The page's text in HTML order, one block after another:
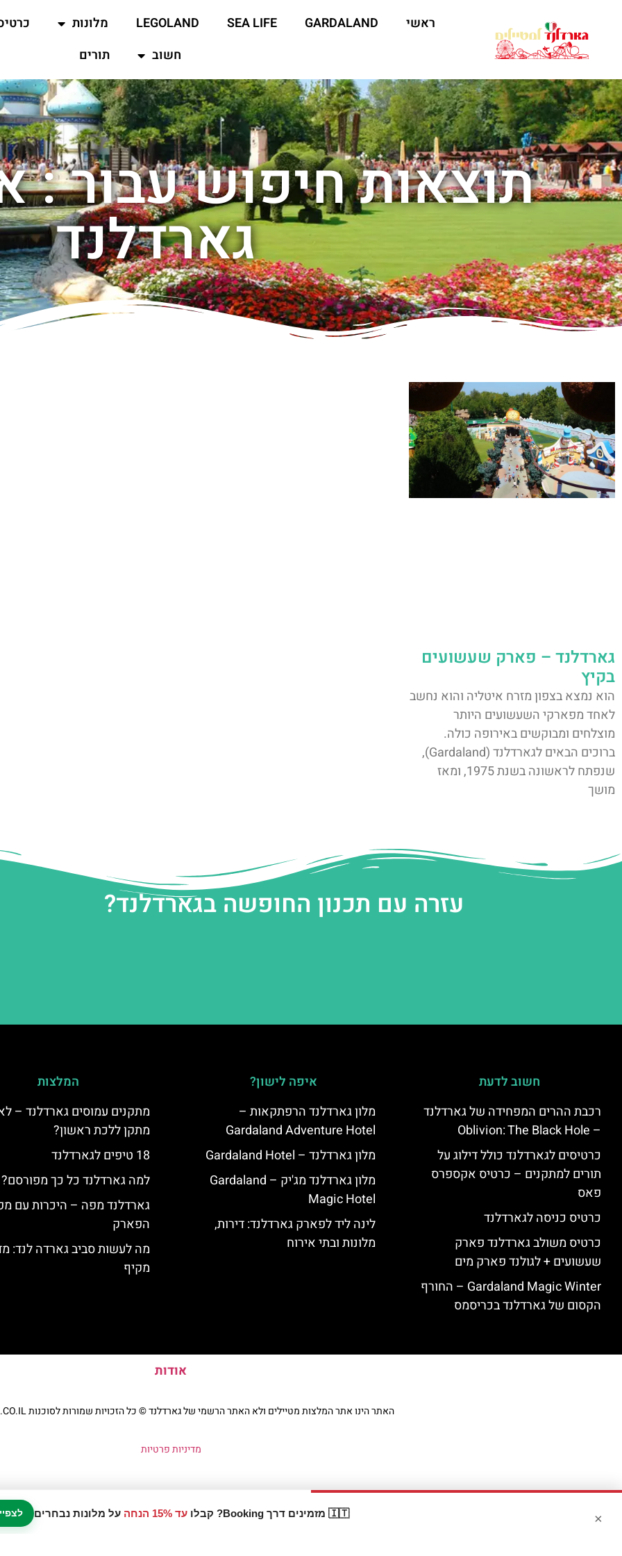
🇮🇹 מזמינים דרך Booking? קבלו עד 15% הנחה על מלונות נבחרים ×
ראשי GARDALAND
SEA LIFE
LEGOLAND מלונות
חשוב
תורים
תוצאות חיפוש עבור :
גארדלנד
גארדלנד – פארק שעשועים
בקיץ
הוא נמצא בצפון מזרח איטליה והוא נחשב
לאחד מפארקי השעשועים היותר
מוצלחים ומבוקשים באירופה כולה.
ברוכים הבאים לגארדלנד (Gardaland),
שנפתח לראשונה בשנת 1975, ומאז
מושך
עזרה עם תכנון החופשה בגארדלנד?
חשוב לדעת
רכבת ההרים המפחידה של גארדלנד
– Oblivion: The Black Hole
כרטיסים לגארדלנד כולל דילוג על
תורים למתקנים – כרטיס אקספרס
פאס
כרטיס כניסה לגארדלנד
כרטיס משולב גארדלנד פארק
שעשועים + לגולנד פארק מים
Gardaland Magic Winter – החורף
הקסום של גארדלנד בכריסמס
איפה לישון?
מלון גארדלנד הרפתקאות –
Gardaland Adventure Hotel
מלון גארדלנד – Gardaland Hotel
מלון גארדלנד מג'יק – Gardaland
Magic Hotel
לינה ליד לפארק גארדלנד: דירות,
מלונות ובתי אירוח
המלצות
מתקנים עמוסים גארדלנד –
מתקן ללכת ראשון?
18 טיפים לגארדלנד
למה גארדלנד כל כך מפורסם?
גארדלנד מפה – היכרות עם
הפארק
מה לעשות סביב גארדה לנד:
מקיף
אודות
האתר הינו אתר המלצות מטיילים ולא האתר הרשמי של גארדלנד © כל הזכויות שמורות לסוכנות TRAVELERS.CO.IL
מדיניות פרטיות